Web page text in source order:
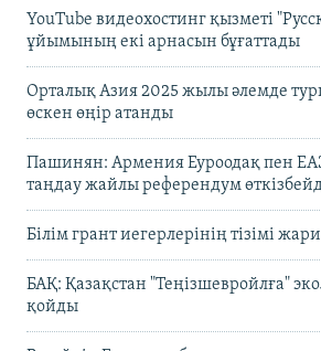
YouTube видеохостинг қызметі
ұйымының екі арнасын бұғаттады
Орталық Азия 2025 жылы әлемде
өскен өңір атанды
Пашинян: Армения Еуроодақ пен
таңдау жайлы референдум
Білім грант иегерлерінің тізімі
БАҚ: Қазақстан "Теңізшевройлға"
қойды